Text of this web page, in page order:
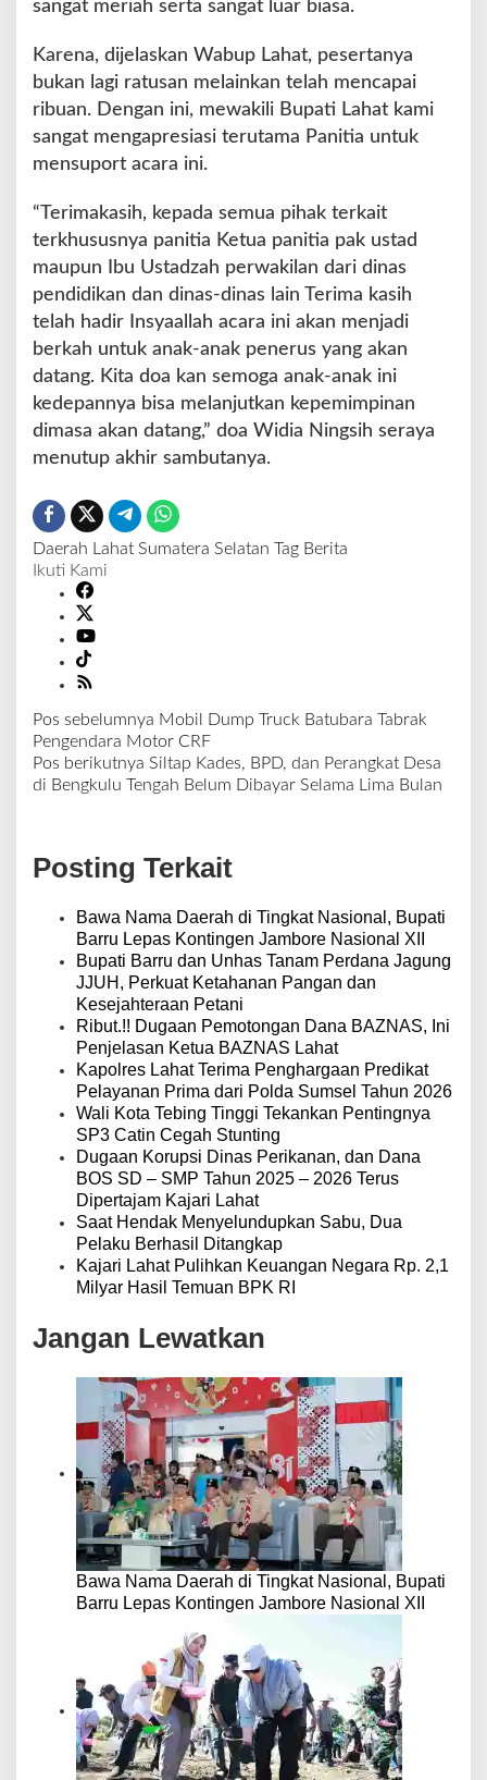
sangat meriah serta sangat luar biasa.
Karena, dijelaskan Wabup Lahat, pesertanya
bukan lagi ratusan melainkan telah mencapai
ribuan. Dengan ini, mewakili Bupati Lahat kami
sangat mengapresiasi terutama Panitia untuk
mensuport acara ini.
“Terimakasih, kepada semua pihak terkait
terkhususnya panitia Ketua panitia pak ustad
maupun Ibu Ustadzah perwakilan dari dinas
pendidikan dan dinas-dinas lain Terima kasih
telah hadir Insyaallah acara ini akan menjadi
berkah untuk anak-anak penerus yang akan
datang. Kita doa kan semoga anak-anak ini
kedepannya bisa melanjutkan kepemimpinan
dimasa akan datang,” doa Widia Ningsih seraya
menutup akhir sambutanya.
Daerah Lahat Sumatera Selatan Tag Berita
Ikuti Kami
N
a
v
a
s
Pos sebelumnya Mobil Dump Truck Batubara Tabrak
Pengendara Motor CRF
Pos berikutnya Siltap Kades, BPD, dan Perangkat Desa
di Bengkulu Tengah Belum Dibayar Selama Lima Bulan
Posting Terkait
Bawa Nama Daerah di Tingkat Nasional, Bupati
Barru Lepas Kontingen Jambore Nasional XII
Bupati Barru dan Unhas Tanam Perdana Jagung
JJUH, Perkuat Ketahanan Pangan dan
Kesejahteraan Petani
Ribut.!! Dugaan Pemotongan Dana BAZNAS, Ini
Penjelasan Ketua BAZNAS Lahat
Kapolres Lahat Terima Penghargaan Predikat
Pelayanan Prima dari Polda Sumsel Tahun 2026
Wali Kota Tebing Tinggi Tekankan Pentingnya
SP3 Catin Cegah Stunting
Dugaan Korupsi Dinas Perikanan, dan Dana
BOS SD – SMP Tahun 2025 – 2026 Terus
Dipertajam Kajari Lahat
Saat Hendak Menyelundupkan Sabu, Dua
Pelaku Berhasil Ditangkap
Kajari Lahat Pulihkan Keuangan Negara Rp. 2,1
Milyar Hasil Temuan BPK RI
Jangan Lewatkan
Bawa Nama Daerah di Tingkat Nasional, Bupati
Barru Lepas Kontingen Jambore Nasional XII